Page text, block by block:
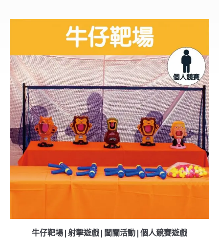
牛仔靶場|射擊遊戲|闖關活動|個人競賽遊戲